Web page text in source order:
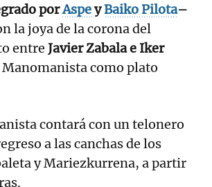
porAspeyBaiko Pilota–
la joya de la corona del
entre Javier Zabala e Iker
como plato
contará con un telonero
a las canchas de los
y Mariezkurrena, a partir